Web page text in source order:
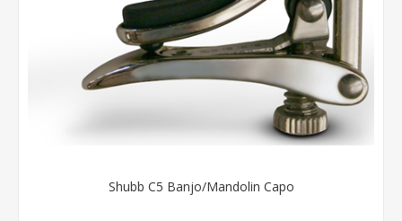
Shubb C5 Banjo/Mandolin Capo